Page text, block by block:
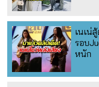
เนเน่
รอบ
หนัก